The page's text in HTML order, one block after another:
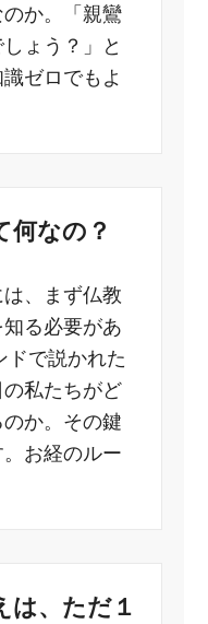
か。「親鸞
ょう？」と
ゼロでもよ
何なの？
、まず仏教
る必要があ
ドで説かれた
私たちがど
か。その鍵
お経のルー
は、ただ１